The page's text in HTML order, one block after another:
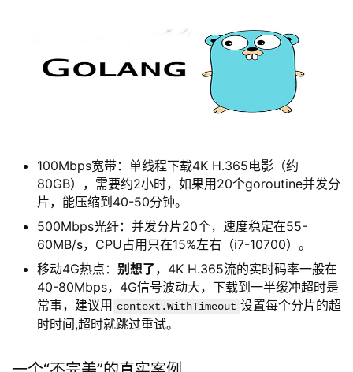
100Mbps宽带：单线程下载4K H.365电影（约
80GB），需要约2小时，如果用20个goroutine并发分
片，能压缩到40-50分钟。
500Mbps光纤：并发分片20个，速度稳定在55-
60MB/s，CPU占用只在15%左右（i7-10700）。
移动4G热点： 别想了，4K H.365流的实时码率一般在
40-80Mbps，4G信号波动大，下载到一半缓冲超时是
常事，建议用 context.WithTimeout 设置每个分片的超
时时间,超时就跳过重试。